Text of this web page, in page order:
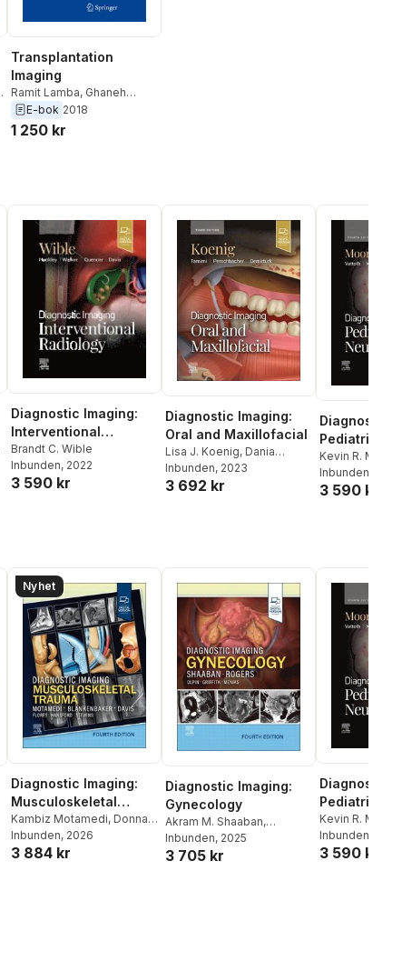
Transplantation
Imaging
Ramit Lamba, Ghaneh
Fananapazir
E-bok 2018
1 250 kr
Diagnostic Imaging:
Interventional
Radiology
Brandt C. Wible
Inbunden, 2022
3 590 kr
Diagnostic Imaging:
Oral and Maxillofacial
Lisa J. Koenig, Dania
Tamimi,Susanne E.
Perschbacher
Inbunden, 2023
3 692 kr
Diagnostic
Pediatric
Kevin R. Moore
Linscott
Inbunden
3 590 kr
Nyhet
Diagnostic Imaging:
Musculoskeletal
Trauma
Kambiz Motamedi, Donna
G. Blankenbaker
W. Davis
Inbunden, 2026
3 884 kr
Diagnostic Imaging:
Gynecology
Akram M. Shaaban,
Douglas Rogers
Inbunden, 2025
3 705 kr
Diagnostic
Pediatric
Kevin R. Moore
Linscott
Inbunden
3 590 kr